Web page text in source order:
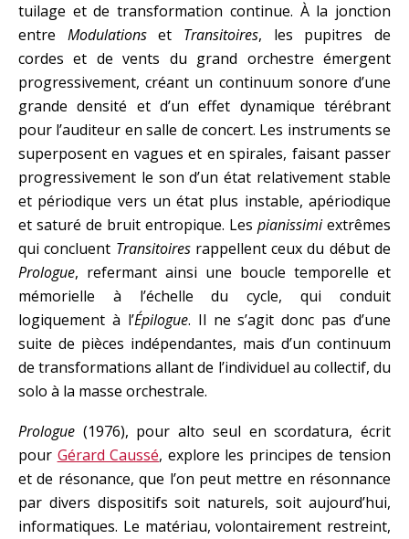
tuilage et de transformation continue. À la jonction
entre Modulationset Transitoires, les pupitres de
cordes et de vents du grand orchestre émergent
progressivement, créant un continuum sonore d’une
grande densité et d’un effet dynamique térébrant
pour l’auditeur en salle de concert. Les instruments se
superposent en vagues et en spirales, faisant passer
progressivement le son d’un état relativement stable
et périodique vers un état plus instable, apériodique
et saturé de bruit entropique. Les pianissimiextrêmes
qui concluent Transitoiresrappellent ceux du début de
Prologue, refermant ainsi une boucle temporelle et
mémorielle à l’échelle du cycle, qui conduit
logiquement à l’Épilogue. Il ne s’agit donc pas d’une
suite de pièces indépendantes, mais d’un continuum
de transformations allant de l’individuel au collectif, du
solo à la masse orchestrale.
Prologue (1976), pour alto seul en scordatura, écrit
pour Gérard Caussé, explore les principes de tension
et de résonance, que l’on peut mettre en résonnance
par divers dispositifs soit naturels, soit aujourd’hui,
informatiques. Le matériau, volontairement restreint,